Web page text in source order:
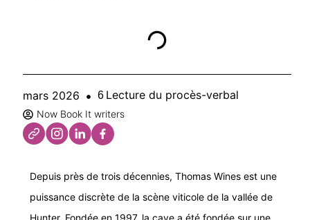
mars 2026 6 Lecture du procès-verbal
Now Book It writers
Depuis près de trois décennies, Thomas Wines est une
puissance discrète de la scène viticole de la vallée de
Hunter. Fondée en 1997, la cave a été fondée sur une